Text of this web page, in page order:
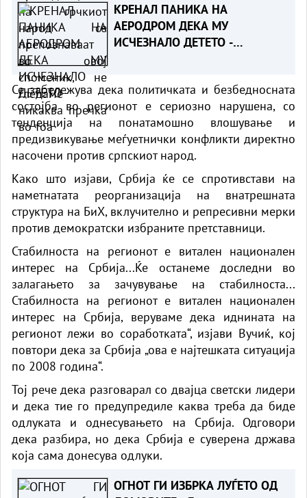
никаква пречка во тоа
КРЕНАЛ ПАНИКА НА
АЕРОДРОМ ДЕКА МУ
ИСЧЕЗНАЛО ДЕТЕТО -
Се забележува дека политичката и безбедносната
состојба во регионот е сериозно нарушена, со
тенденција на понатамошно влошување и
предизвикување меѓуетнички конфликти директно
насочени против српскиот народ.
Како што изјави, Србија ќе се спротивстави на
наметнатата реорганизација на внатрешната
структура на БиХ, вклучително и репресивни мерки
против демократски избраните претставници.
Стабилноста на регионот е витален национален
интерес на Србија...Ќе останеме доследни во
залагањето за зачувување на стабилноста...
Стабилноста на регионот е витален национален
интерес на Србија, веруваме дека иднината на
регионот лежи во соработката“, изјави Вучиќ, кој
повтори дека за Србија „ова е најтешката ситуација
по 2008 година“.
Тој рече дека разговарал со двајца светски лидери
и дека тие го предупредиле каква треба да биде
одлуката и однесувањето на Србија. Одговори
дека разбира, но дека Србија е суверена држава
која сама донесува одлуки.
ОГНОТ ГИ ИЗБРКА ЛУЃЕТО ОД